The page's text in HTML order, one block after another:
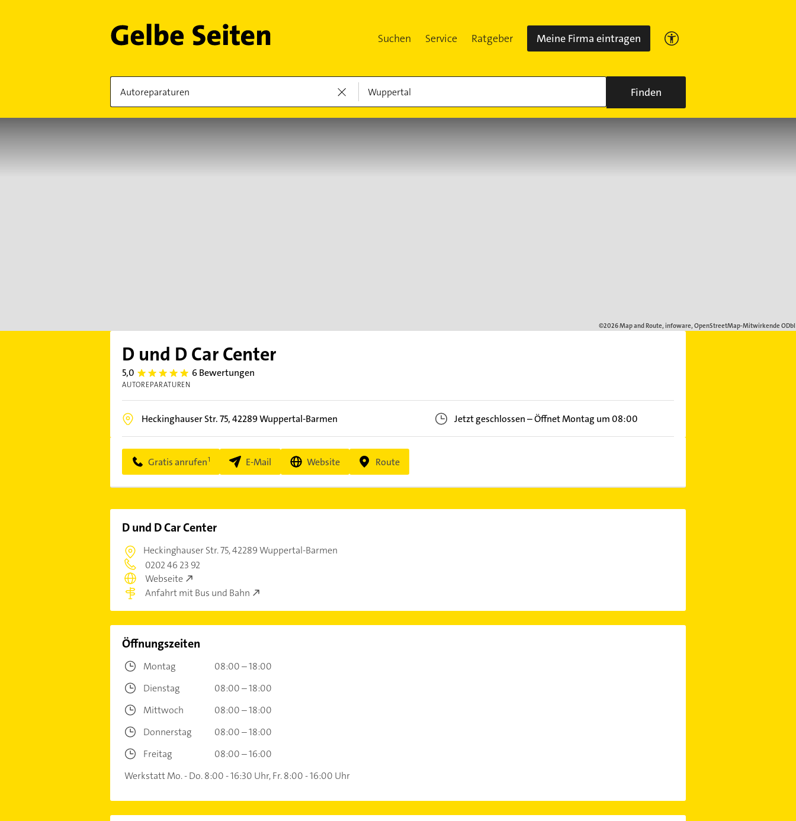
Suchen Service Ratgeber Meine Firma eintragen
Finden
D und D Car Center
5,0 5.0 6 Bewertungen
AUTOREPARATUREN
Heckinghauser Str. 75,42289Wuppertal-Barmen Jetzt geschlossen–Öffnet Montag um 08:00
Gratis anrufen E-Mail Website Route
D und D Car Center
Heckinghauser Str. 75,42289 Wuppertal-Barmen
0202 46 23 92
Webseite
Anfahrt mit Bus und Bahn
Öffnungszeiten
Montag
08:00 – 18:00
Dienstag
08:00 – 18:00
Mittwoch
08:00 – 18:00
Donnerstag
08:00 – 18:00
Freitag
08:00 – 16:00
Werkstatt Mo. - Do. 8:00 - 16:30 Uhr, Fr. 8:00 - 16:00 Uhr